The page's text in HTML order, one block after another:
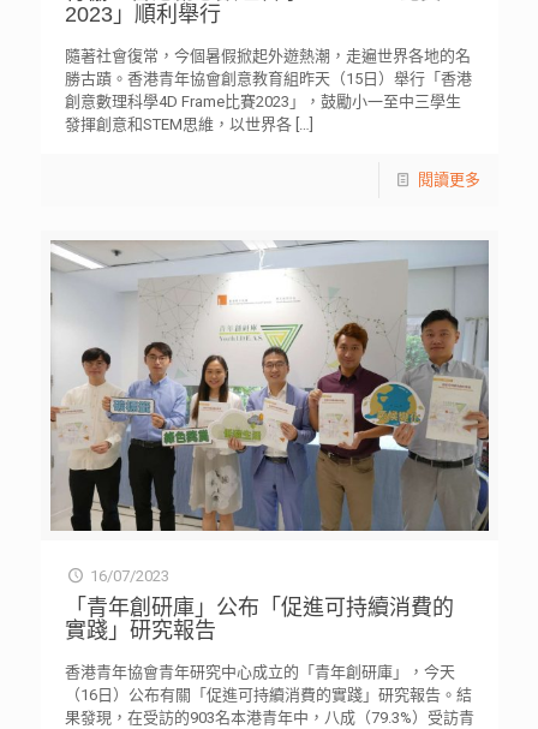
2023」順利舉行
隨著社會復常，今個暑假掀起外遊熱潮，走遍世界各地的名
勝古蹟。香港青年協會創意教育組昨天（15日）舉行「香港
創意數理科學4D Frame比賽2023」，鼓勵小一至中三學生
發揮創意和STEM思維，以世界各[…]
閱讀更多
16/07/2023
「青年創研庫」公布「促進可持續消費的
實踐」研究報告
香港青年協會青年研究中心成立的「青年創研庫」，今天
（16日）公布有關「促進可持續消費的實踐」研究報告。結
果發現，在受訪的903名本港青年中，八成（79.3%）受訪青